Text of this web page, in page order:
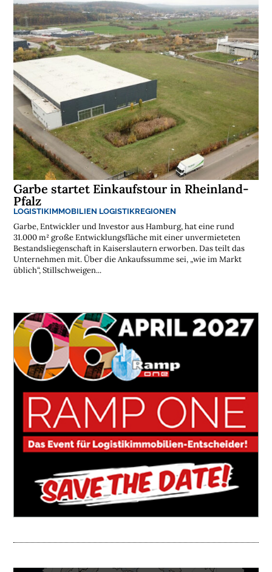
Garbe startet Einkaufstour in Rheinland-
Pfalz
LOGISTIKIMMOBILIEN LOGISTIKREGIONEN
Garbe, Entwickler und Investor aus Hamburg, hat eine rund
31.000 m² große Entwicklungsfläche mit einer unvermieteten
Bestandsliegenschaft in Kaiserslautern erworben. Das teilt das
Unternehmen mit. Über die Ankaufssumme sei, „wie im Markt
üblich“, Stillschweigen...